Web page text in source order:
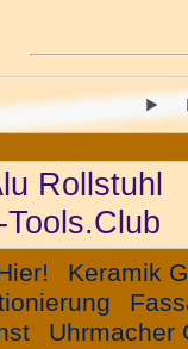
Rollstuhl
Keramik
Uhrmacher